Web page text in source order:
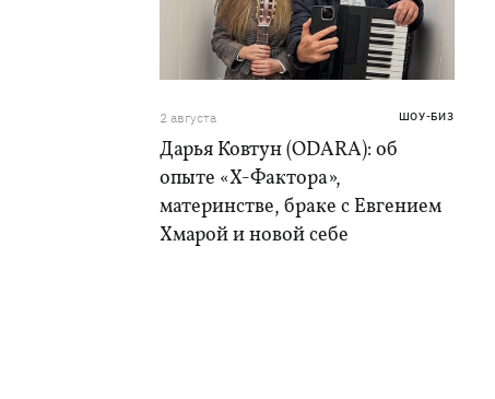
2 августа ШОУ-БИЗ
Дарья Ковтун (ODARA): об
опыте «Х-Фактора»,
материнстве, браке с Евгением
Хмарой и новой себе